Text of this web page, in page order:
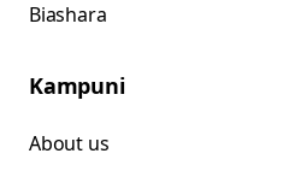
Biashara
Kampuni
About us